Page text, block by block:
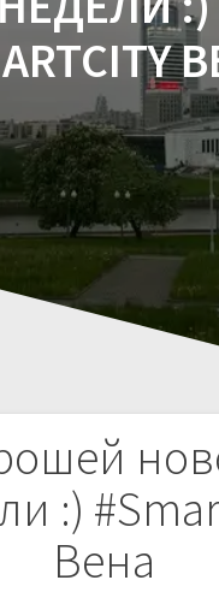
:)
Вена